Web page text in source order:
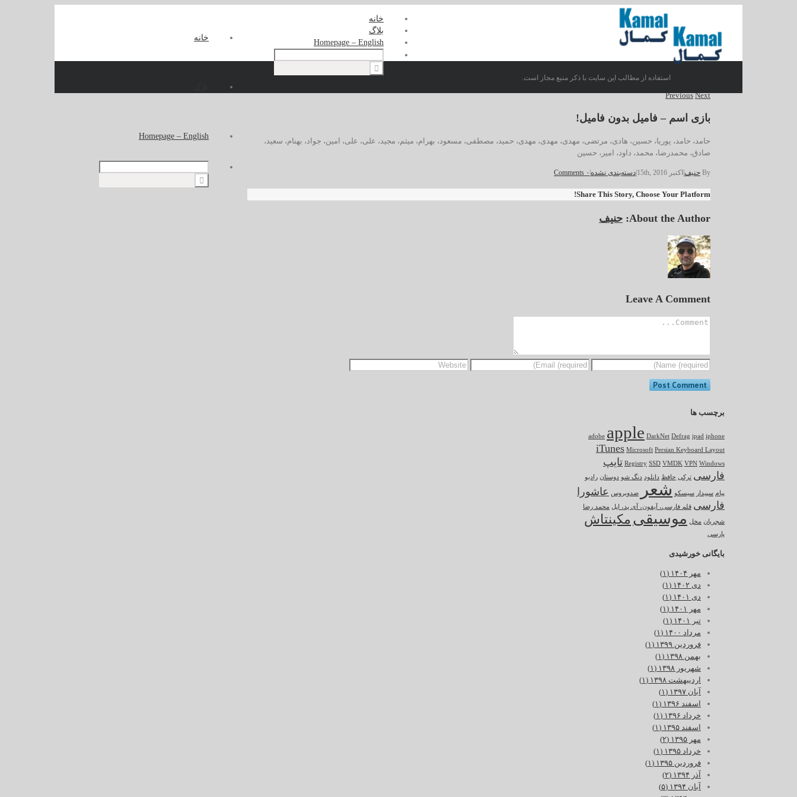
خانه
Homepage – English
خانه
بلاگ
Homepage – English
Previous Next
بازى اسم – فامیل بدون فامیل!
حامد، حامد، پوریا، حسین، هادى، مرتضى، مهدى، مهدى، مهدى، حمید، مصطفى، مسعود، بهرام، میثم، مجید، على، على، امین، جواد، بهنام، سعید،
صادق، محمدرضا، محمد، داود، امیر، حسین
By حنیف|اکتبر 15th, 2016 |دسته‌بندی نشده| ۰ Comments
Share This Story, Choose Your Platform!
About the Author: حنیف
Leave A Comment
برچسب ها
adobe apple DarkNet Defrag ipad iphone
iTunes Microsoft Persian Keyboard Layout
Registry SSD VMDK VPN Windows
تایپ
فارسی ترکی حافظ دانلود دنگ شو دوستان رادیو
پیام سپیدار سیسکو شعر ضدویروس عاشورا
فارسی قلم فارسی، آیفون، آی پد، اپل محمد رضا
شجریان مخل موسیقی مکینتاش
پارسی
بایگانی خورشیدی
مهر ۱۴۰۴ (۱)
دی ۱۴۰۲ (۱)
دی ۱۴۰۱ (۱)
مهر ۱۴۰۱ (۱)
تیر ۱۴۰۱ (۱)
مرداد ۱۴۰۰ (۱)
فروردین ۱۳۹۹ (۱)
بهمن ۱۳۹۸ (۱)
شهریور ۱۳۹۸ (۱)
اردیبهشت ۱۳۹۸ (۱)
آبان ۱۳۹۷ (۱)
اسفند ۱۳۹۶ (۱)
خرداد ۱۳۹۶ (۱)
اسفند ۱۳۹۵ (۱)
مهر ۱۳۹۵ (۲)
خرداد ۱۳۹۵ (۱)
فروردین ۱۳۹۵ (۱)
آذر ۱۳۹۴ (۲)
آبان ۱۳۹۴ (۵)
استفاده از مطالب این سایت با ذکر منبع مجاز است.